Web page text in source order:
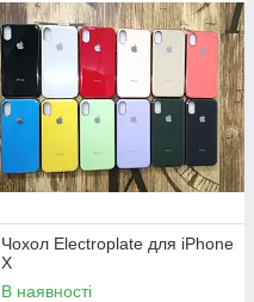
Чохол Electroplate для iPhone
X
В наявності